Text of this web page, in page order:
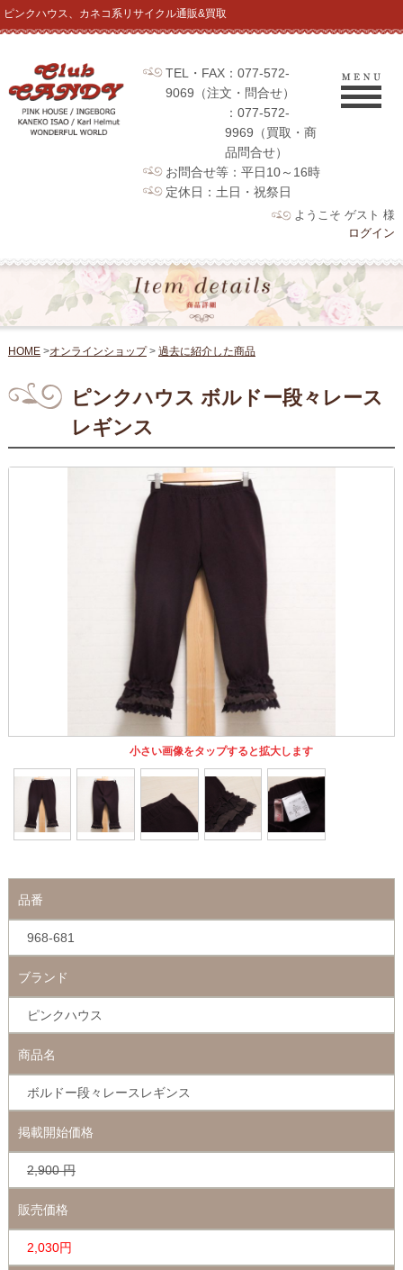
ピンクハウス、カネコ系リサイクル通販&買取
TEL・FAX：077-572-
9069（注文・問合せ）
：077-572-
9969（買取・商
品問合せ）
お問合せ等：平日10～16時
定休日：土日・祝祭日
ようこそ ゲスト 様
ログイン
HOME>オンラインショップ> 過去に紹介した商品
ピンクハウス ボルドー段々レース
レギンス
小さい画像をタップすると拡大します
品番
968-681
ブランド
ピンクハウス
商品名
ボルドー段々レースレギンス
掲載開始価格
2,900 円
販売価格
2,030円